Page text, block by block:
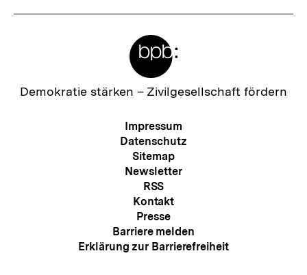
Zur
Demokratie stärken – Zivilgesellschaft fördern
Meta-
Navigation
Impressum
Datenschutz
Sitemap
Newsletter
RSS
Kontakt
Presse
Barriere melden
Erklärung zur Barrierefreiheit